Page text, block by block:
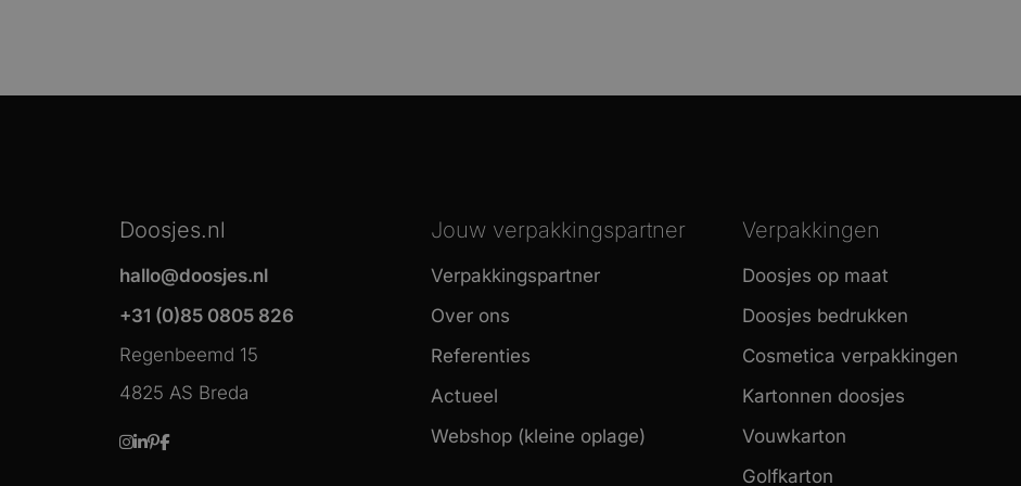
Doosjes.nl
hallo@doosjes.nl
+31 (0)85 0805 826
Regenbeemd 15
4825 AS Breda
Instagram
LinkedIn
Pinterest
Facebook
Jouw verpakkingspartner
Verpakkingspartner
Over ons
Referenties
Actueel
Webshop (kleine oplage)
Verpakkingen
Doosjes op maat
Doosjes bedrukken
Cosmetica verpakkingen
Kartonnen doosjes
Vouwkarton
Golfkarton